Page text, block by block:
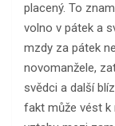
placený. To
volno v pátek a
mzdy za pátek
novomanžele,
svědci a další
fakt může vést k